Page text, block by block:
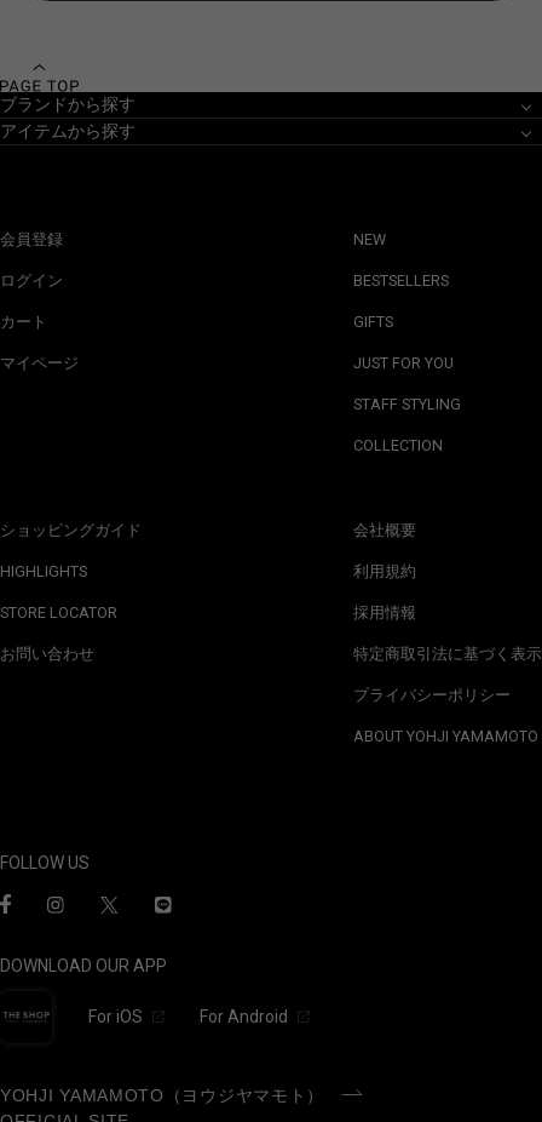
ブランドから探す
アイテムから探す
会員登録
ログイン
カート
マイページ
ショッピングガイド
HIGHLIGHTS
STORE LOCATOR
お問い合わせ
NEW
BESTSELLERS
GIFTS
JUST FOR YOU
STAFF STYLING
COLLECTION
会社概要
利用規約
採用情報
特定商取引法に基づく表示
プライバシーポリシー
ABOUT YOHJI YAMAMOTO
FOLLOW US
DOWNLOAD OUR APP
For iOS For Android
YOHJI YAMAMOTO（ヨウジヤマモト）